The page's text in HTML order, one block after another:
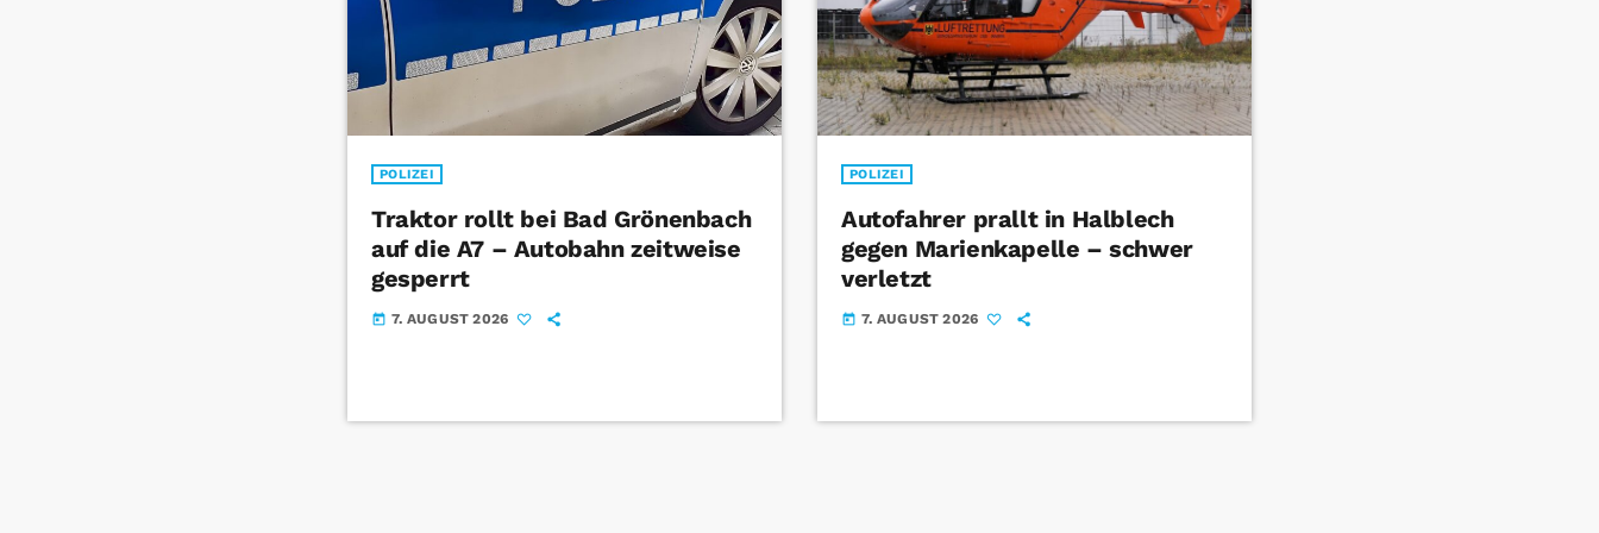
POLIZEI
Traktor rollt bei Bad Grönenbach
auf die A7 – Autobahn zeitweise
gesperrt
today 7. AUGUST 2026
POLIZEI
Autofahrer prallt in Halblech
gegen Marienkapelle – schwer
verletzt
today 7. AUGUST 2026